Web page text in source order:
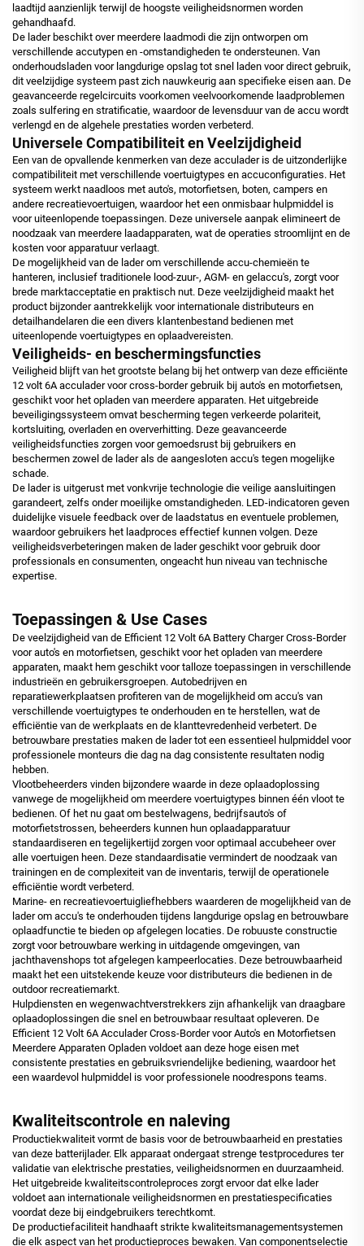
laadtijd aanzienlijk terwijl de hoogste veiligheidsnormen worden
gehandhaafd.
De lader beschikt over meerdere laadmodi die zijn ontworpen om
verschillende accutypen en -omstandigheden te ondersteunen. Van
onderhoudsladen voor langdurige opslag tot snel laden voor direct gebruik,
dit veelzijdige systeem past zich nauwkeurig aan specifieke eisen aan. De
geavanceerde regelcircuits voorkomen veelvoorkomende laadproblemen
zoals sulfering en stratificatie, waardoor de levensduur van de accu wordt
verlengd en de algehele prestaties worden verbeterd.
Universele Compatibiliteit en Veelzijdigheid
Een van de opvallende kenmerken van deze acculader is de uitzonderlijke
compatibiliteit met verschillende voertuigtypes en accuconfiguraties. Het
systeem werkt naadloos met auto's, motorfietsen, boten, campers en
andere recreatievoertuigen, waardoor het een onmisbaar hulpmiddel is
voor uiteenlopende toepassingen. Deze universele aanpak elimineert de
noodzaak van meerdere laadapparaten, wat de operaties stroomlijnt en de
kosten voor apparatuur verlaagt.
De mogelijkheid van de lader om verschillende accu-chemieën te
hanteren, inclusief traditionele lood-zuur-, AGM- en gelaccu's, zorgt voor
brede marktacceptatie en praktisch nut. Deze veelzijdigheid maakt het
product bijzonder aantrekkelijk voor internationale distributeurs en
detailhandelaren die een divers klantenbestand bedienen met
uiteenlopende voertuigtypes en oplaadvereisten.
Veiligheids- en beschermingsfuncties
Veiligheid blijft van het grootste belang bij het ontwerp van deze efficiënte
12 volt 6A acculader voor cross-border gebruik bij auto's en motorfietsen,
geschikt voor het opladen van meerdere apparaten. Het uitgebreide
beveiligingssysteem omvat bescherming tegen verkeerde polariteit,
kortsluiting, overladen en oververhitting. Deze geavanceerde
veiligheidsfuncties zorgen voor gemoedsrust bij gebruikers en
beschermen zowel de lader als de aangesloten accu's tegen mogelijke
schade.
De lader is uitgerust met vonkvrije technologie die veilige aansluitingen
garandeert, zelfs onder moeilijke omstandigheden. LED-indicatoren geven
duidelijke visuele feedback over de laadstatus en eventuele problemen,
waardoor gebruikers het laadproces effectief kunnen volgen. Deze
veiligheidsverbeteringen maken de lader geschikt voor gebruik door
professionals en consumenten, ongeacht hun niveau van technische
expertise.
Toepassingen & Use Cases
De veelzijdigheid van de Efficient 12 Volt 6A Battery Charger Cross-Border
voor auto's en motorfietsen, geschikt voor het opladen van meerdere
apparaten, maakt hem geschikt voor talloze toepassingen in verschillende
industrieën en gebruikersgroepen. Autobedrijven en
reparatiewerkplaatsen profiteren van de mogelijkheid om accu's van
verschillende voertuigtypes te onderhouden en te herstellen, wat de
efficiëntie van de werkplaats en de klanttevredenheid verbetert. De
betrouwbare prestaties maken de lader tot een essentieel hulpmiddel voor
professionele monteurs die dag na dag consistente resultaten nodig
hebben.
Vlootbeheerders vinden bijzondere waarde in deze oplaadoplossing
vanwege de mogelijkheid om meerdere voertuigtypes binnen één vloot te
bedienen. Of het nu gaat om bestelwagens, bedrijfsauto's of
motorfietstrossen, beheerders kunnen hun oplaadapparatuur
standaardiseren en tegelijkertijd zorgen voor optimaal accubeheer over
alle voertuigen heen. Deze standaardisatie vermindert de noodzaak van
trainingen en de complexiteit van de inventaris, terwijl de operationele
efficiëntie wordt verbeterd.
Marine- en recreatievoertuigliefhebbers waarderen de mogelijkheid van de
lader om accu's te onderhouden tijdens langdurige opslag en betrouwbare
oplaadfunctie te bieden op afgelegen locaties. De robuuste constructie
zorgt voor betrouwbare werking in uitdagende omgevingen, van
jachthavenshops tot afgelegen kampeerlocaties. Deze betrouwbaarheid
maakt het een uitstekende keuze voor distributeurs die bedienen in de
outdoor recreatiemarkt.
Hulpdiensten en wegenwachtverstrekkers zijn afhankelijk van draagbare
oplaadoplossingen die snel en betrouwbaar resultaat opleveren. De
Efficient 12 Volt 6A Acculader Cross-Border voor Auto's en Motorfietsen
Meerdere Apparaten Opladen voldoet aan deze hoge eisen met
consistente prestaties en gebruiksvriendelijke bediening, waardoor het
een waardevol hulpmiddel is voor professionele noodrespons teams.
Kwaliteitscontrole en naleving
Productiekwaliteit vormt de basis voor de betrouwbaarheid en prestaties
van deze batterijlader. Elk apparaat ondergaat strenge testprocedures ter
validatie van elektrische prestaties, veiligheidsnormen en duurzaamheid.
Het uitgebreide kwaliteitscontroleproces zorgt ervoor dat elke lader
voldoet aan internationale veiligheidsnormen en prestatiespecificaties
voordat deze bij eindgebruikers terechtkomt.
De productiefaciliteit handhaaft strikte kwaliteitsmanagementsystemen
die elk aspect van het productieproces bewaken. Van componentselectie